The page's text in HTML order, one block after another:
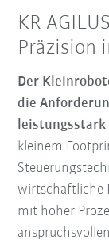
KR
Präzision
Der
die
kleinem
wirtschaftliche
mit hoher